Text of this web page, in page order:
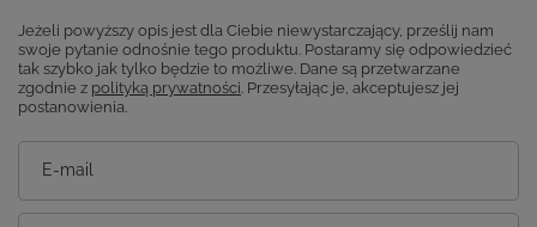
Jeżeli powyższy opis jest dla Ciebie niewystarczający, prześlij nam
swoje pytanie odnośnie tego produktu. Postaramy się odpowiedzieć
tak szybko jak tylko będzie to możliwe. Dane są przetwarzane
zgodnie z polityką prywatności. Przesyłając je, akceptujesz jej
postanowienia.
E-mail